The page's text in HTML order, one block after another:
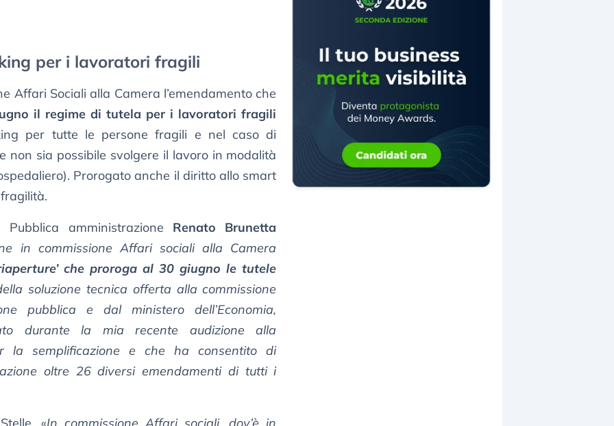
per i lavoratori fragili
Affari Sociali alla Camera l’emendamento che
il regime di tutela per i lavoratori fragili
per tutte le persone fragili e nel caso di
non sia possibile svolgere il lavoro in modalità
Prorogato anche il diritto allo smart
amministrazione Renato Brunetta
in commissione Affari sociali alla Camera
che proroga al 30 giugno le tutele
soluzione tecnica offerta alla commissione
pubblica e dal ministero dell’Economia,
durante la mia recente audizione alla
la semplificazione e che ha consentito di
oltre 26 diversi emendamenti di tutti i